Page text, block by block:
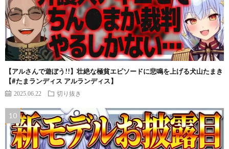
【アルさんで遊ぼう!!】壮絶な極貧エピソードに悲鳴を上げる犬山たまき
【#たまランディス アルランディス】
2025.06.22 切り抜き